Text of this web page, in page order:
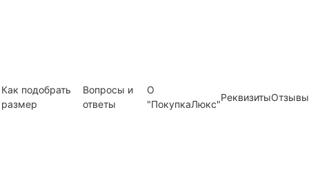
Как подобрать
размер
Вопросы и
ответы
О
"ПокупкаЛюкс"
РеквизитыОтзывы